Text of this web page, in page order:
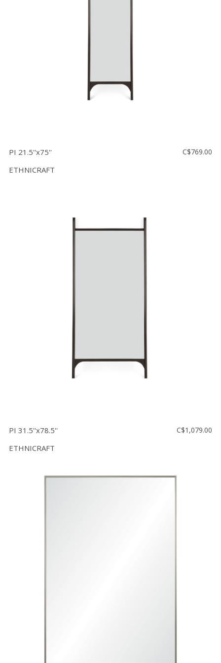
PI 21.5''x75''
ETHNICRAFT
C$769.00
PI 31.5''x78.5''
ETHNICRAFT
C$1,079.00